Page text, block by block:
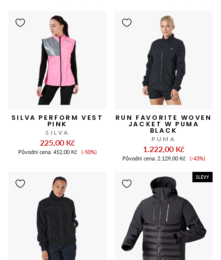
SILVA PERFORM VEST
PINK
SILVA
225,00 Kč
Původní cena: 452,00 Kč
Cena
(-50%)
RUN FAVORITE WOVEN
JACKET W PUMA
BLACK
PUMA
1.222,00 Kč
Původní cena: 2.129,00 Kč
Cena
(-43%)
SLEVY